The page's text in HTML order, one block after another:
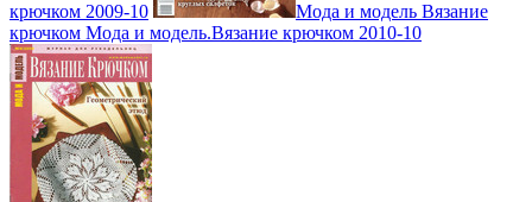
крючком 2009-10
Мода и модель Вязание
крючком Мода и модель.Вязание крючком 2010-10